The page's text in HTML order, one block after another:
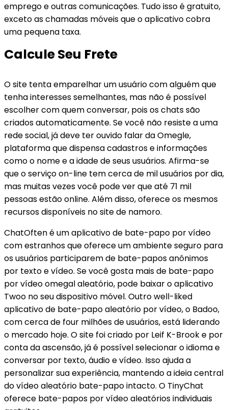
emprego e outras comunicações. Tudo isso é gratuito,
exceto as chamadas móveis que o aplicativo cobra
uma pequena taxa.
Calcule Seu Frete
O site tenta emparelhar um usuário com alguém que
tenha interesses semelhantes, mas não é possível
escolher com quem conversar, pois os chats são
criados automaticamente. Se você não resiste a uma
rede social, já deve ter ouvido falar da Omegle,
plataforma que dispensa cadastros e informações
como o nome e a idade de seus usuários. Afirma-se
que o serviço on-line tem cerca de mil usuários por dia,
mas muitas vezes você pode ver que até 71 mil
pessoas estão online. Além disso, oferece os mesmos
recursos disponíveis no site de namoro.
ChatOften é um aplicativo de bate-papo por vídeo
com estranhos que oferece um ambiente seguro para
os usuários participarem de bate-papos anônimos
por texto e vídeo. Se você gosta mais de bate-papo
por vídeo omegal aleatório, pode baixar o aplicativo
Twoo no seu dispositivo móvel. Outro well-liked
aplicativo de bate-papo aleatório por vídeo, o Badoo,
com cerca de four milhões de usuários, está liderando
o mercado hoje. O site foi criado por Leif K-Brook e por
conta da ascensão, já é possível selecionar o idioma e
conversar por texto, áudio e vídeo. Isso ajuda a
personalizar sua experiência, mantendo a ideia central
do vídeo aleatório bate-papo intacto. O TinyChat
oferece bate-papos por vídeo aleatórios individuais